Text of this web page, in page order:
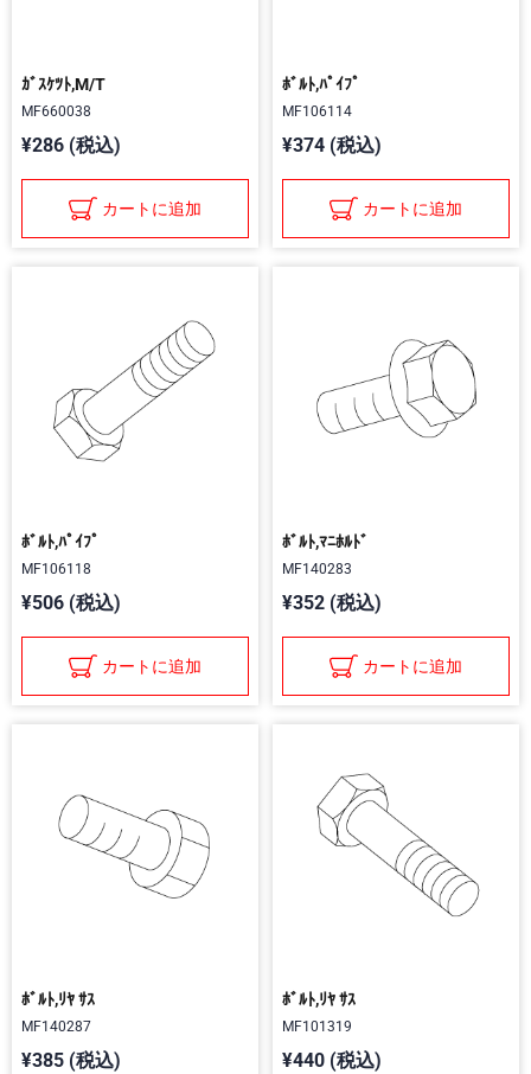
ｶﾞｽｹﾂﾄ,M/T
MF660038
¥286 (税込)
カートに追加
ﾎﾞﾙﾄ,ﾊﾟｲﾌﾟ
MF106114
¥374 (税込)
カートに追加
ﾎﾞﾙﾄ,ﾊﾟｲﾌﾟ
MF106118
¥506 (税込)
カートに追加
ﾎﾞﾙﾄ,ﾏﾆﾎﾙﾄﾞ
MF140283
¥352 (税込)
カートに追加
ﾎﾞﾙﾄ,ﾘﾔ ｻｽ
MF140287
¥385 (税込)
ﾎﾞﾙﾄ,ﾘﾔ ｻｽ
MF101319
¥440 (税込)